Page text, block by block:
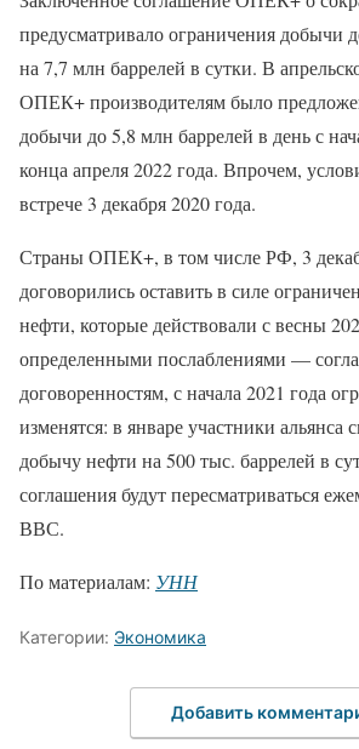
предусматривало ограничения добычи
на 7,7 млн баррелей в сутки. В
ОПЕК+ производителям было
добычи до 5,8 млн баррелей в день с
конца апреля 2022 года. Впрочем,
встрече 3 декабря 2020 года.
Страны ОПЕК+, в том числе РФ, 3
договорились оставить в силе
нефти, которые действовали с весны
определенными послаблениями —
договоренностям, с начала 2021 года
изменятся: в январе участники альянса
добычу нефти на 500 тыс. баррелей в
соглашения будут пересматриваться
ВВС.
По материалам: УНН
Категории: Экономика
Добавить